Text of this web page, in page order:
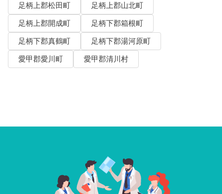
足柄上郡松田町
足柄上郡山北町
足柄上郡開成町
足柄下郡箱根町
足柄下郡真鶴町
足柄下郡湯河原町
愛甲郡愛川町
愛甲郡清川村